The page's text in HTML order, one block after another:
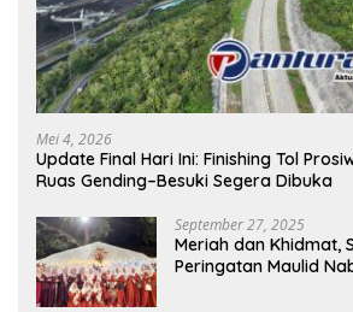
Mei 4, 2026
Update Final Hari Ini: Finishing Tol
Ruas Gending–Besuki Segera Dibuka
September 27, 2025
Meriah dan Khidmat,
Peringatan Maulid